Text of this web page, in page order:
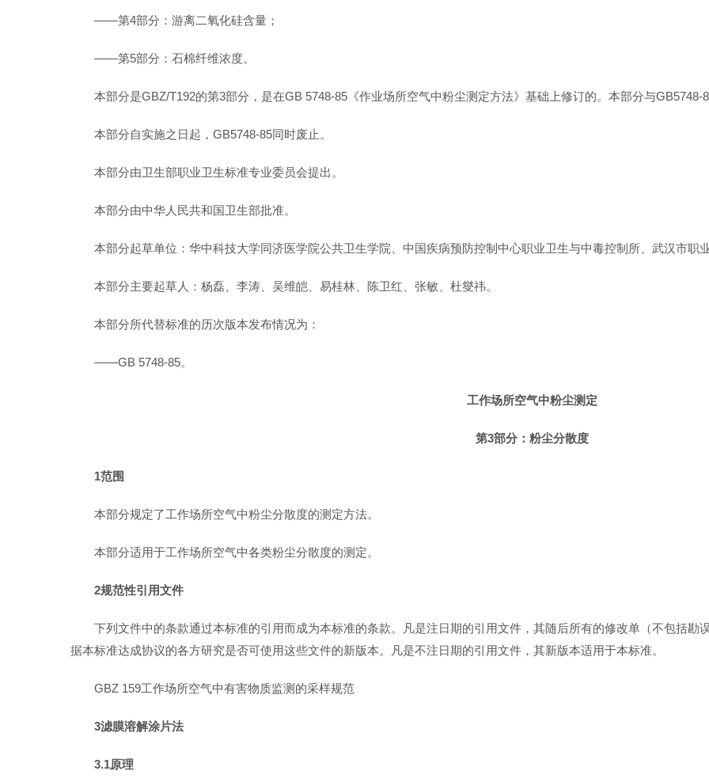
——第4部分：游离二氧化硅含量；
——第5部分：石棉纤维浓度。
本部分是GBZ/T192的第3部分，是在GB 5748-85《作业场所空气中粉尘测定方法》基础上修订的。本部分与GB5748-
本部分自实施之日起，GB5748-85同时废止。
本部分由卫生部职业卫生标准专业委员会提出。
本部分由中华人民共和国卫生部批准。
本部分起草单位：华中科技大学同济医学院公共卫生学院、中国疾病预防控制中心职业卫生与中毒控制所、武汉市职
本部分主要起草人：杨磊、李涛、吴维皑、易桂林、陈卫红、张敏、杜燮祎。
本部分所代替标准的历次版本发布情况为：
——GB 5748-85。
工作场所空气中粉尘测定
第3部分：粉尘分散度
1范围
本部分规定了工作场所空气中粉尘分散度的测定方法。
本部分适用于工作场所空气中各类粉尘分散度的测定。
2规范性引用文件
下列文件中的条款通过本标准的引用而成为本标准的条款。凡是注日期的引用文件，其随后所有的修改单（不包括勘
据本标准达成协议的各方研究是否可使用这些文件的新版本。凡是不注日期的引用文件，其新版本适用于本标准。
GBZ 159工作场所空气中有害物质监测的采样规范
3滤膜溶解涂片法
3.1原理